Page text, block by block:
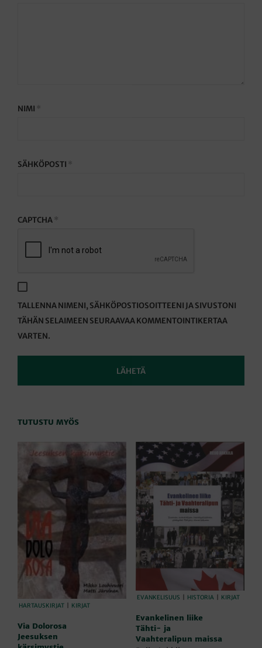
NIMI *
SÄHKÖPOSTI *
CAPTCHA *
TALLENNA NIMENI, SÄHKÖPOSTIOSOITTEENI JA SIVUSTONI
TÄHÄN SELAIMEEN SEURAAVAA KOMMENTOINTIKERTAA
VARTEN.
TUTUSTU MYÖS
HARTAUSKIRJAT KIRJAT
Via Dolorosa
Jeesuksen
EVANKELISUUS HISTORIA KIRJAT
Evankelinen liike
Tähti- ja
Vaahteralipun maissa